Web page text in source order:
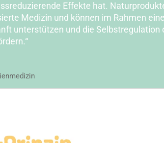
Effekte hat.
Medizin und können im Rahmen
unterstützen und die Selbstregulation